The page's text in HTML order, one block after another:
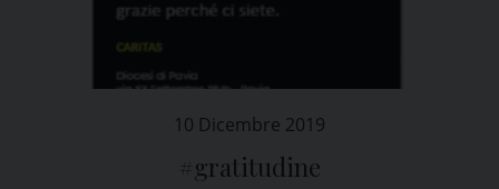
10 Dicembre 2019
#gratitudine